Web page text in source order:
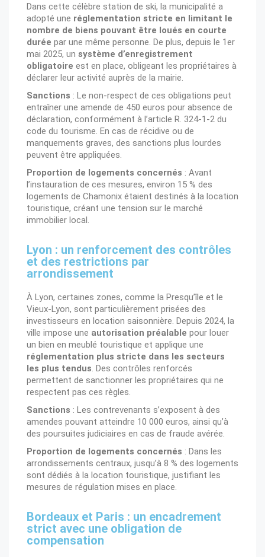
Dans cette célèbre station de ski, la municipalité a
adopté une réglementation stricte en limitant le
nombre de biens pouvant être loués en courte
durée par une même personne. De plus, depuis le 1er
mai 2025, un système d’enregistrement
obligatoire est en place, obligeant les propriétaires à
déclarer leur activité auprès de la mairie.
Sanctions : Le non-respect de ces obligations peut
entraîner une amende de 450 euros pour absence de
déclaration, conformément à l’article R. 324-1-2 du
code du tourisme. En cas de récidive ou de
manquements graves, des sanctions plus lourdes
peuvent être appliquées.
Proportion de logements concernés : Avant
l’instauration de ces mesures, environ 15 % des
logements de Chamonix étaient destinés à la location
touristique, créant une tension sur le marché
immobilier local.
Lyon : un renforcement des contrôles
et des restrictions par
arrondissement
À Lyon, certaines zones, comme la Presqu’île et le
Vieux-Lyon, sont particulièrement prisées des
investisseurs en location saisonnière. Depuis 2024, la
ville impose une autorisation préalable pour louer
un bien en meublé touristique et applique une
réglementation plus stricte dans les secteurs
les plus tendus. Des contrôles renforcés
permettent de sanctionner les propriétaires qui ne
respectent pas ces règles.
Sanctions : Les contrevenants s’exposent à des
amendes pouvant atteindre 10 000 euros, ainsi qu’à
des poursuites judiciaires en cas de fraude avérée.
Proportion de logements concernés : Dans les
arrondissements centraux, jusqu’à 8 % des logements
sont dédiés à la location touristique, justifiant les
mesures de régulation mises en place.
Bordeaux et Paris : un encadrement
strict avec une obligation de
compensation